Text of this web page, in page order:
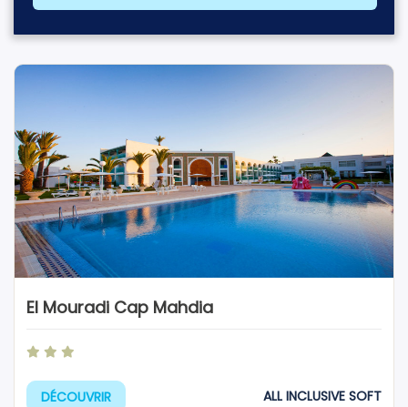
El Mouradi Cap Mahdia
DÉCOUVRIR ALL INCLUSIVE SOFT